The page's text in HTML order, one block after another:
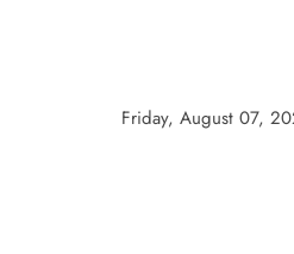
Friday, August 07,